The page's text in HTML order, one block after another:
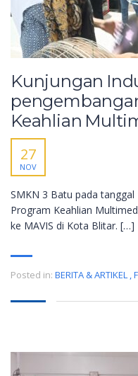
Kunjungan
Keahlian
27
NOV
SMKN 3 Batu pada
Program Keahlian
ke MAVIS di Kota Blitar. […]
Posted in: BERITA & ARTIKEL ,